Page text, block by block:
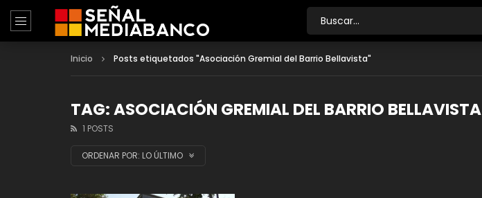
Inicio Posts etiquetados "Asociación Gremial del Barrio Bellavista"
TAG: ASOCIACIÓN GREMIAL DEL BARRIO BELLAVISTA
1 POSTS
ORDENAR POR: LO ÚLTIMO